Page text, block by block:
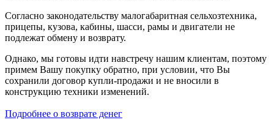
Согласно законодательству малогабаритная сельхозтехника,
прицепы, кузова, кабины, шасси, рамы и двигатели не
подлежат обмену и возврату.
Однако, мы готовы идти навстречу нашим клиентам, поэтому
примем Вашу покупку обратно, при условии, что Вы
сохранили договор купли-продажи и не вносили в
конструкцию техники изменений.
Подробнее о возврате денег